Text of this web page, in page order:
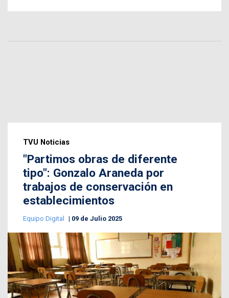
TVU Noticias
"Partimos obras de diferente
tipo": Gonzalo Araneda por
trabajos de conservación en
establecimientos
Equipo Digital 09 de Julio 2025